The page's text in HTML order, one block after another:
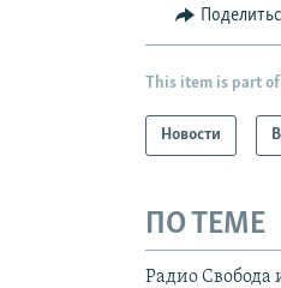
This item is part of
Новости
ПО ТЕМЕ
Радио Свобода